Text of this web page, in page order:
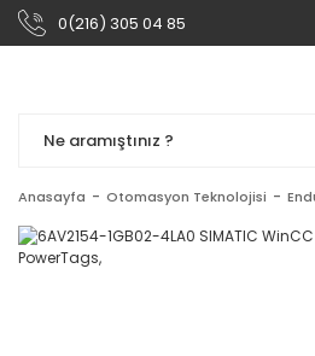
0(216) 305 04 85
Anasayfa Otomasyon Teknolojisi